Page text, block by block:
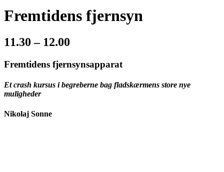
Fremtidens fjernsyn
11.30 – 12.00
Fremtidens fjernsynsapparat
Et crash kursus i begreberne bag fladskærmens store nye
muligheder
Nikolaj Sonne